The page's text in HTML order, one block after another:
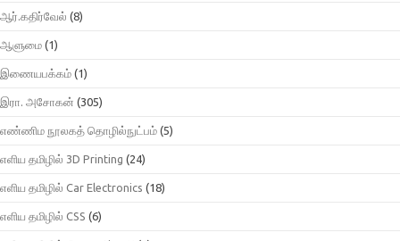
ஆர்.கதிர்வேல் (8)
ஆளுமை (1)
இணையபக்கம் (1)
இரா. அசோகன் (305)
எண்ணிம நூலகத் தொழில்நுட்பம் (5)
எளிய தமிழில் 3D Printing (24)
எளிய தமிழில் Car Electronics (18)
எளிய தமிழில் CSS (6)